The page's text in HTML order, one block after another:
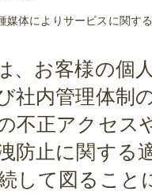
媒体によりサービスに関す
、お客様の個
社内管理体制
不正アクセス
防止に関する
して図ること